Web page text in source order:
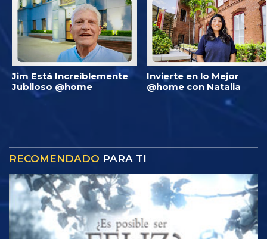
Jim Está Increíblemente
Jubiloso @home
Invierte en lo Mejor
@home con Natalia
RECOMENDADO PARA TI